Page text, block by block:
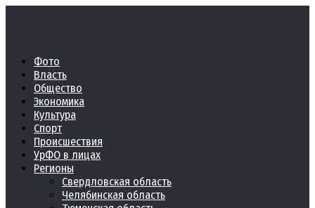
Фото
Власть
Общество
Экономика
Культура
Спорт
Происшествия
УрФО в лицах
Регионы
Свердловская область
Челябинская область